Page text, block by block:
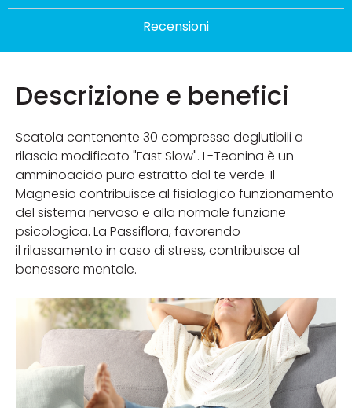
Recensioni
Descrizione e benefici
Scatola contenente 30 compresse deglutibili a
rilascio modificato "Fast Slow". L-Teanina è un
amminoacido puro estratto dal te verde. Il
Magnesio contribuisce al fisiologico funzionamento
del sistema nervoso e alla normale funzione
psicologica. La Passiflora, favorendo
il rilassamento in caso di stress, contribuisce al
benessere mentale.